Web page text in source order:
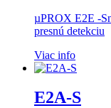
µPROX E2E -
presnú detekciu
Viac info
E2A-S